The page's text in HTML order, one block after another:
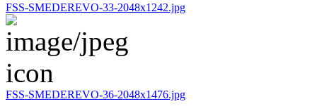
FSS-SMEDEREVO-33-2048x1242.jpg
FSS-SMEDEREVO-36-2048x1476.jpg